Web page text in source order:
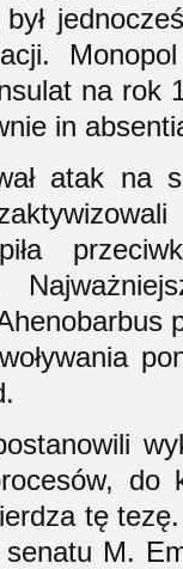
na rok
in
atak na
do
tę
senatu M.